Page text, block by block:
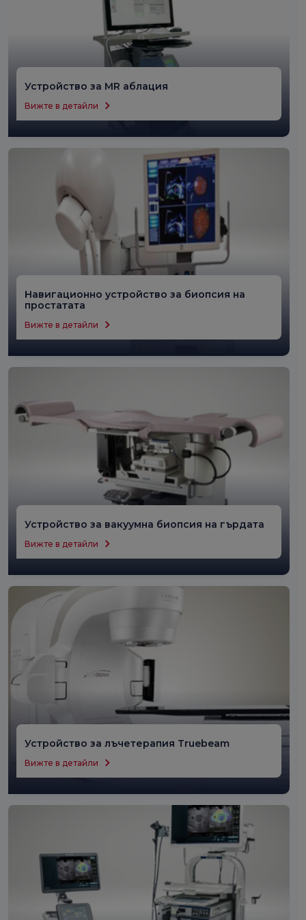
Устройство за MR аблация
Вижте в детайли
Навигационно устройство за биопсия на
простатата
Вижте в детайли
Устройство за вакуумна биопсия на гърдата
Вижте в детайли
Устройство за лъчетерапия Truebeam
Вижте в детайли